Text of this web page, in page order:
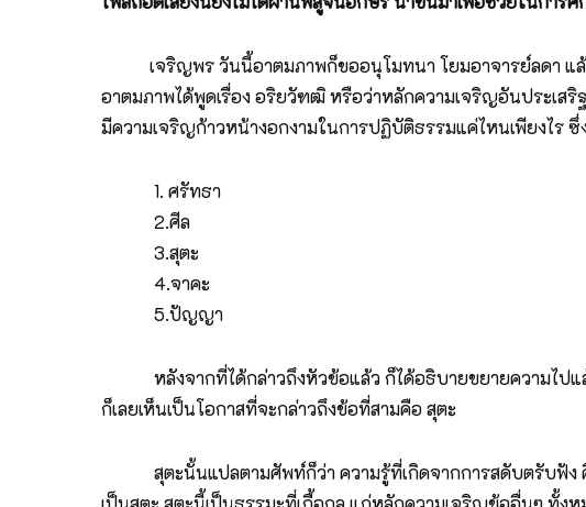
เจริญพร วันนี้อาตมภาพก็ขออนุโมทนา โยมอาจารย์ลดา แล้ว
อาตมภาพได้พูดเรื่อง อริยวัฑฒิ หรือว่าหลักความเจริญอันประเส
มีความเจริญก้าวหน้างอกงามในการปฏิบัติธรรมแค่ไหนเพียงไร
1. ศรัทธา
2.ศีล
3.สุตะ
4.จาคะ
5.ปัญญา
หลังจากที่ได้กล่าวถึงหัวข้อแล้ว ก็ได้อธิบายขยายความไปแล้
ก็เลยเห็นเป็นโอกาสที่จะกล่าวถึงข้อที่สามคือ สุตะ
สุตะนั้นแปลตามศัพท์ก็ว่า ความรู้ที่เกิดจากการสดับตรับฟัง คือ